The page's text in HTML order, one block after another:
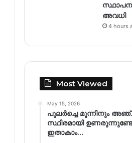
അവധി
4 hours
Most Viewed
May 15, 2026
പുലർച്ചെ മൂന്നിനും
സ്ഥിരമായി
ഇതാകാം…